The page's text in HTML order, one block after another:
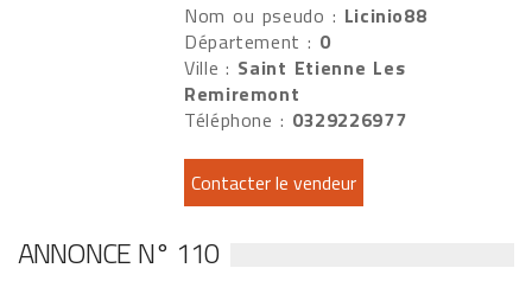
Nom ou pseudo : Licinio88
Département : 0
Ville : Saint Etienne Les
Remiremont
Téléphone : 0329226977
ANNONCE N° 110